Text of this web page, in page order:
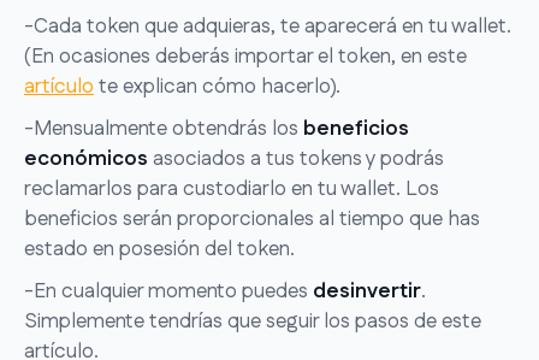
-Cada token que adquieras, te aparecerá en tu wallet.
(En ocasiones deberás importar el token, en este
artículo te explican cómo hacerlo).
-Mensualmente obtendrás los beneficios
económicos asociados a tus tokens y podrás
reclamarlos para custodiarlo en tu wallet. Los
beneficios serán proporcionales al tiempo que has
estado en posesión del token.
-En cualquier momento puedes desinvertir.
Simplemente tendrías que seguir los pasos de este
artículo.